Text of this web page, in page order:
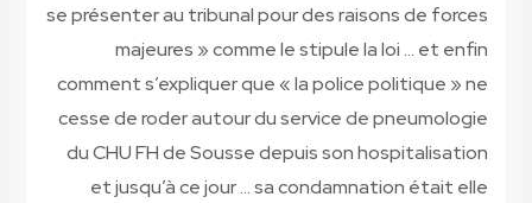
se présenter au tribunal pour des
majeures » comme le stipule
comment s’expliquer que « la
cesse de roder autour du service
du CHU FH de Sousse depuis son
et jusqu’à ce jour … sa